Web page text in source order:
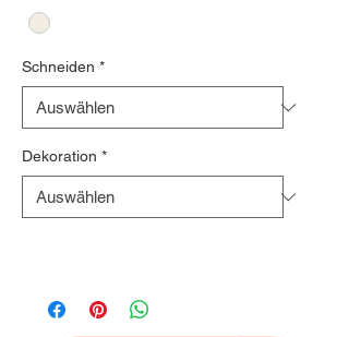
Schneiden *
Dekoration *